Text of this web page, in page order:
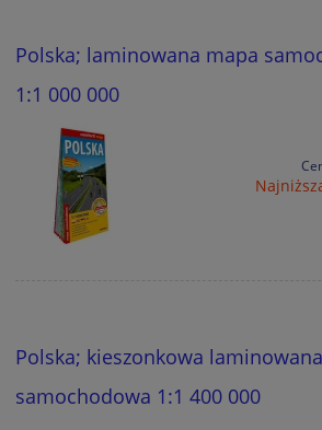
Polska; laminowana mapa
1:1 000 000
Polska; kieszonkowa
samochodowa 1:1 400 000